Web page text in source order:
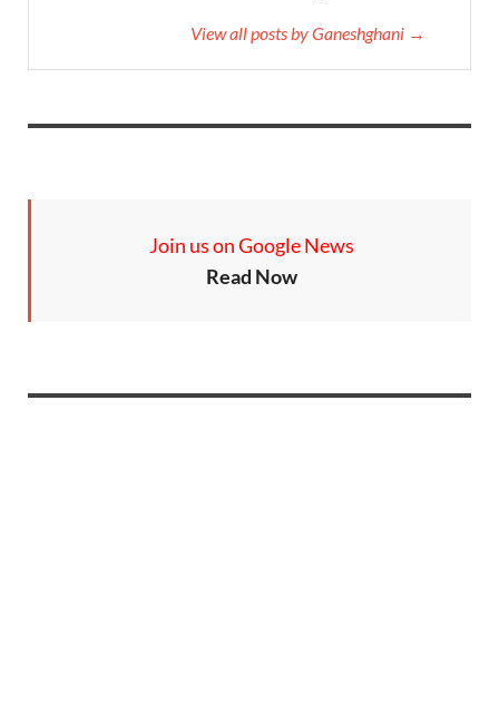
View all posts by Ganeshghani →
Join us on Google News
Read Now